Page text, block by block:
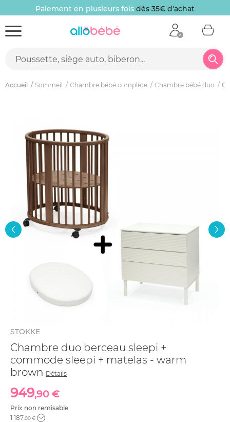
Paiement en plusieurs fois dès 35€ d'achat
Accueil Sommeil Chambre bébé complète Chambre bébé duo
STOKKE
Chambre duo berceau sleepi +
commode sleepi + matelas - warm
brown Détails
949,90 €
Prix non remisable
1 187,00 €